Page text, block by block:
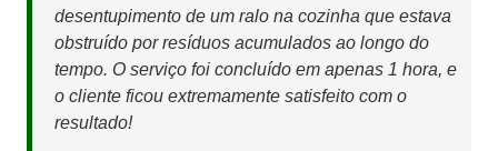
desentupimento de um ralo na cozinha que estava
obstruído por resíduos acumulados ao longo do
tempo. O serviço foi concluído em apenas 1 hora, e
o cliente ficou extremamente satisfeito com o
resultado!